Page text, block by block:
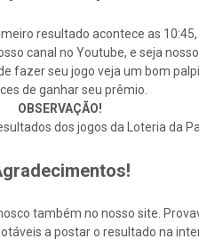
resultado acontece as 10:45,
canal no Youtube, e seja
fazer seu jogo veja um bom
de ganhar seu prêmio.
OBSERVAÇÃO!
dos jogos da Loteria da
também no nosso site.
a postar o resultado na